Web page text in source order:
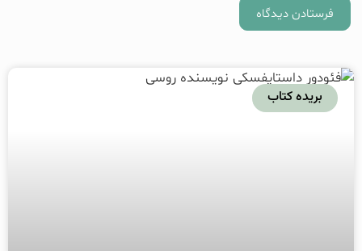
بریده کتاب